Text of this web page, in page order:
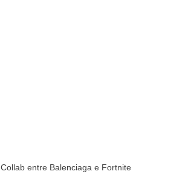
Collab entre Balenciaga e Fortnite